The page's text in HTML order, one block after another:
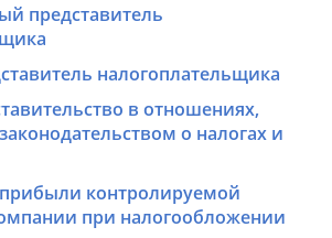
представитель
налогоплательщика
в отношениях,
о налогах и
контролируемой
при налогообложении